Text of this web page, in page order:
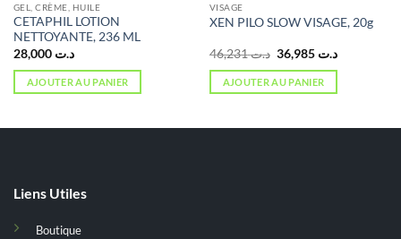
GEL, CRÈME, HUILE
CETAPHIL LOTION
NETTOYANTE, 236 ML
د.ت 28,000
AJOUTER AU PANIER
VISAGE
XEN PILO SLOW VISAGE, 20g
د.ت46,231
Le
prix
initial
était :
د.ت 36,985
Le
AJOUTER AU PANIER
Liens Utiles
Boutique